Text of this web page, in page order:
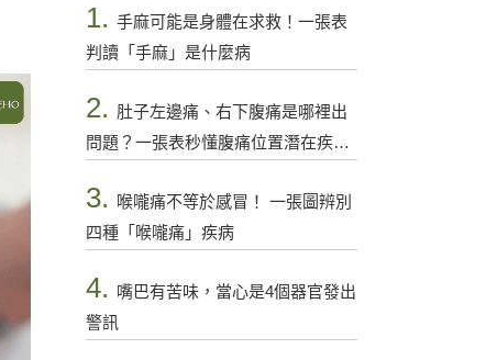
1. 手麻可能是身體在求救！一張表
判讀「手麻」是什麼病
2. 肚子左邊痛、右下腹痛是哪裡出
問題？一張表秒懂腹痛位置潛在疾病
3.
喉嚨痛不等於感冒！ 一張圖辨別
四種「喉嚨痛」疾病
4. 嘴巴有苦味，當心是4個器官發出
警訊